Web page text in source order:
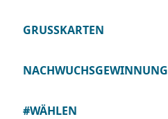
GRUSSKARTEN
NACHWUCHSGEWINNUNG
#WÄHLEN